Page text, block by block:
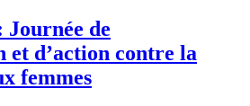
Journée de
et d’action contre la
femmes